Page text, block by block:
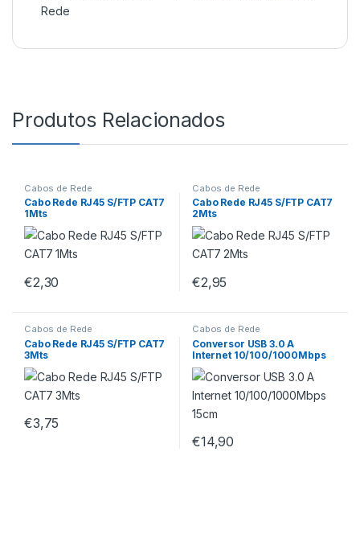
Rede
Produtos Relacionados
Cabos de Rede
Cabo Rede RJ45 S/FTP CAT7
1Mts
€2,30
Cabos de Rede
Cabo Rede RJ45 S/FTP CAT7
2Mts
€2,95
Cabos de Rede
Cabo Rede RJ45 S/FTP CAT7
3Mts
€3,75
Cabos de Rede
Conversor USB 3.0 A
Internet 10/100/1000Mbps
15cm
€14,90